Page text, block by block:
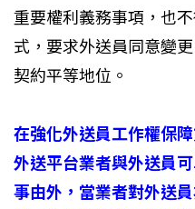
重要權利義務事項，也
式，要求外送員同意變
契約平等地位。
在強化外送員工作權保
外送平台業者與外送員
事由外，當業者對外送